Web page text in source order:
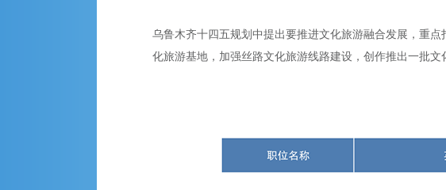
乌鲁木齐十四五规划中提出要推进文化旅游融合发展，重
化旅游基地，加强丝路文化旅游线路建设，创作推出一批文